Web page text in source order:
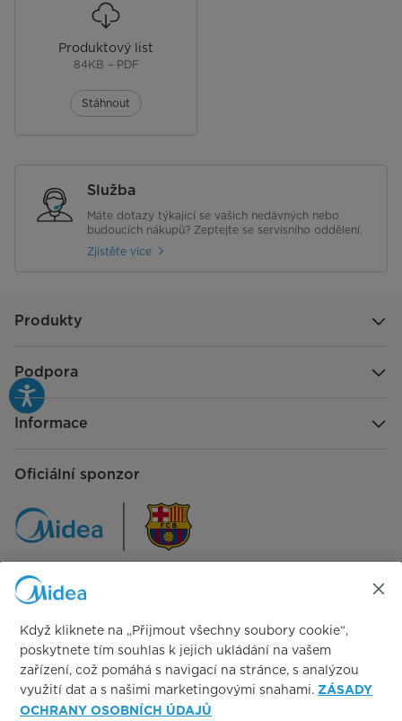
Produktový list
84KB – PDF
Stáhnout
Služba
Máte dotazy týkající se vašich nedávných nebo
budoucích nákupů? Zeptejte se servisního oddělení.
Zjistěte více
Produkty
Podpora
Informace
Oficiální sponzor
Sledujte nás na:
Když kliknete na „Přijmout všechny soubory cookie“,
poskytnete tím souhlas k jejich ukládání na vašem
zařízení, což pomáhá s navigací na stránce, s analýzou
využití dat a s našimi marketingovými snahami. ZÁSADY
OCHRANY OSOBNÍCH ÚDAJŮ